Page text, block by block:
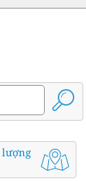
lượng